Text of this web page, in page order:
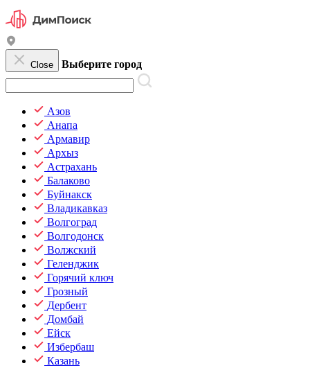
Close Выберите город
Азов
Анапа
Армавир
Архыз
Астрахань
Балаково
Буйнакск
Владикавказ
Волгоград
Волгодонск
Волжский
Геленджик
Горячий ключ
Грозный
Дербент
Домбай
Ейск
Избербаш
Казань